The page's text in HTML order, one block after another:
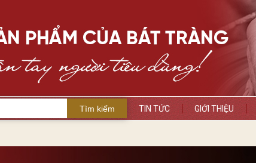
Tìm kiếm TIN TỨC GIỚI THIỆU